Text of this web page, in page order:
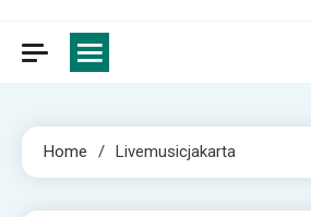
Home Livemusicjakarta